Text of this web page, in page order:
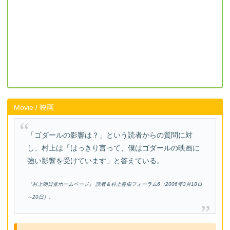
Movie / 映画
「ゴダールの影響は？」という読者からの質問に対
し、村上は「はっきり言って、僕はゴダールの映画に
強い影響を受けています」と答えている。
『村上朝日堂ホームページ』 読者＆村上春樹フォーラム6（2006年3月18日
～20日）。